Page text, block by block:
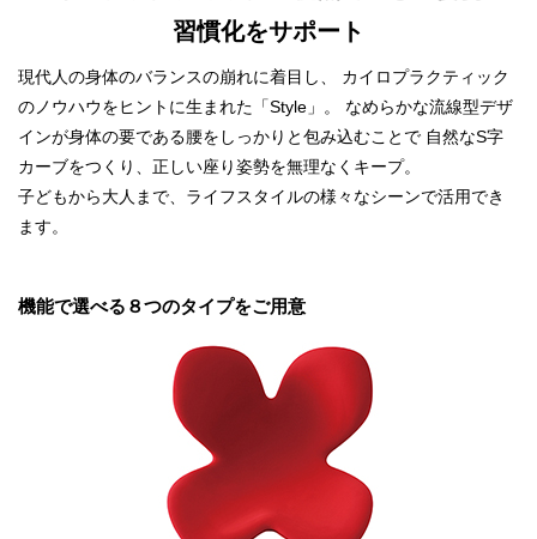
習慣化をサポート
現代人の身体のバランスの崩れに着目し、 カイロプラクティック
のノウハウをヒントに生まれた「Style」。 なめらかな流線型デザ
インが身体の要である腰をしっかりと包み込むことで 自然なS字
カーブをつくり、正しい座り姿勢を無理なくキープ。
子どもから大人まで、ライフスタイルの様々なシーンで活用でき
ます。
機能で選べる８つのタイプをご用意